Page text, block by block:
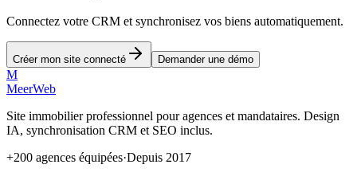
Connectez votre CRM et synchronisez vos biens automatiquement.
Créer mon site connecté Demander une démo
M
MeerWeb
Site immobilier professionnel pour agences et mandataires. Design
IA, synchronisation CRM et SEO inclus.
+200 agences équipées·Depuis 2017